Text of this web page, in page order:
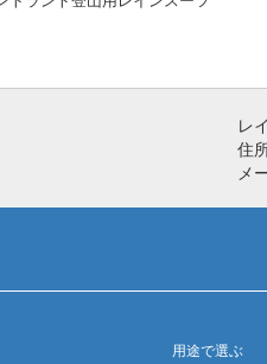
レ
住
メ
用途で選ぶ